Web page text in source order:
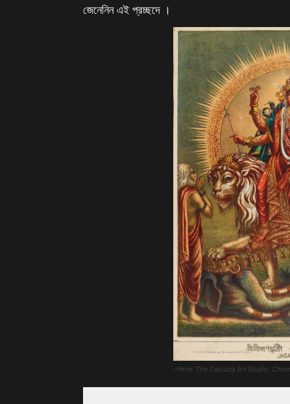
জেনেনিন এই প্রচ্ছদে ।
সৌজন্যে The Calcutta Art Studio: